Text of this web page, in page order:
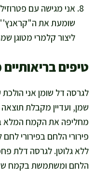
אני מגישה עם
שומעת את ה"קראנץ'"
ליצור קלמרי מטוגן
טיפים
לגרסה דל שומן אני הולכת
שמן, ועדיין מקבלת
מחליפה את הקמח המלא
פירורי הלחם בפירורי
ללא גלוטן. לגרסה דלת